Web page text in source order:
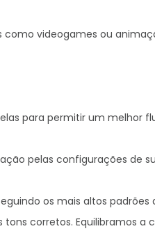
como videogames ou
para permitir um melhor
pelas configurações de
os mais altos
corretos. Equilibramos